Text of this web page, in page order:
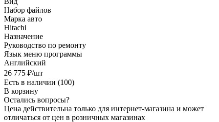
Набор файлов
Марка авто
Hitachi
Назначение
Руководство по ремонту
Язык меню программы
Английский
26 775 ₽/шт
Есть в наличии (100)
В корзину
Остались вопросы?
Цена действительна только для интернет-магазина и может
отличаться от цен в розничных магазинах